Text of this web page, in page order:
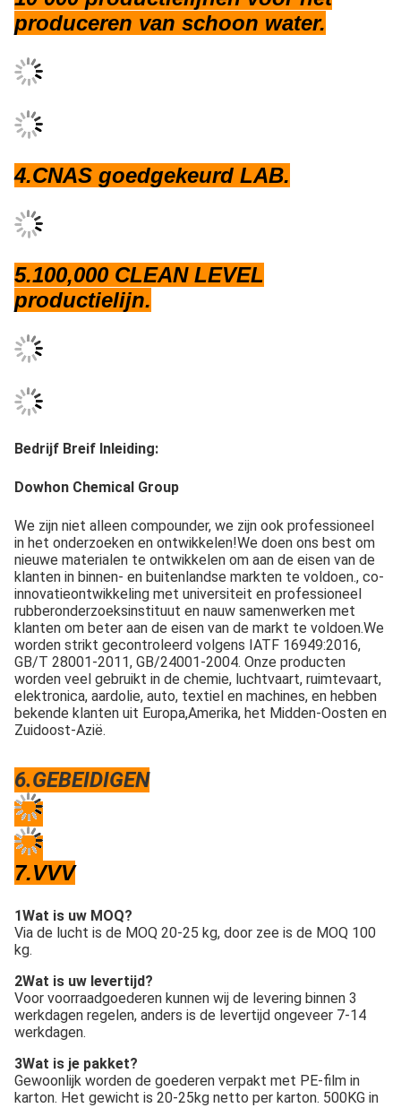
4.CNAS goedgekeurd LAB.
5.100,000 CLEAN LEVEL
Bedrijf Breif Inleiding:
in het onderzoeken en ontwikkelen!We doen ons best om
klanten in binnen- en buitenlandse markten te voldoen., co-
innovatieontwikkeling met universiteit en professioneel
rubberonderzoeksinstituut en nauw samenwerken met
klanten om beter aan de eisen van de markt te voldoen.We
worden strikt gecontroleerd volgens IATF 16949:2016,
GB/T 28001-2011, GB/24001-2004. Onze producten
worden veel gebruikt in de chemie, luchtvaart, ruimtevaart,
elektronica, aardolie, auto, textiel en machines, en hebben
bekende klanten uit Europa,Amerika, het Midden-Oosten en
Zuidoost-Azië.
6.GEBEIDIGEN
7.VVV
1Wat is uw MOQ?
Via de lucht is de MOQ 20-25 kg, door zee is de MOQ 100
2Wat is uw levertijd?
Voor voorraadgoederen kunnen wij de levering binnen 3
werkdagen regelen, anders is de levertijd ongeveer 7-14
werkdagen.
3Wat is je pakket?
Gewoonlijk worden de goederen verpakt met PE-film in
karton. Het gewicht is 20-25kg netto per karton. 500KG in
een pallet.
4, Hoe kunnen we precies de kwaliteit die geschikt voor